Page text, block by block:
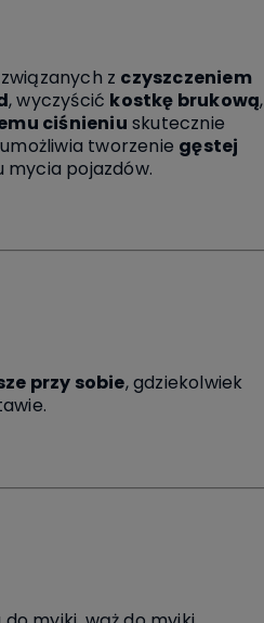
z czyszczeniem
, wyczyścić kostkę brukową,
ciśnieniu skutecznie
tworzenie gęstej
mycia pojazdów.
przy sobie, gdziekolwiek